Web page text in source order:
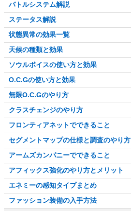
バトルシステム解説
ステータス解説
状態異常の効果一覧
天候の種類と効果
ソウルボイスの使い方と効果
O.C.Gの使い方と効果
無限O.C.Gのやり方
クラスチェンジのやり方
フロンティアネットでできること
セグメントマップの仕様と調査のやり方
アームズカンパニーでできること
アフィックス強化のやり方とメリット
エネミーの感知タイプまとめ
ファッション装備の入手方法